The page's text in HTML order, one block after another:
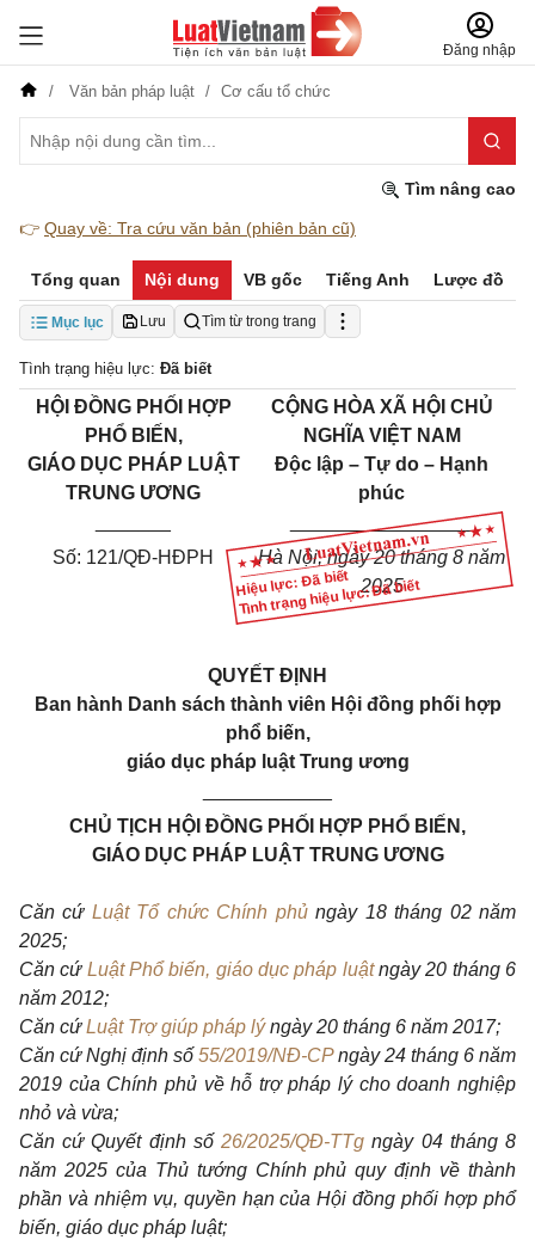
Đăng nhập
Văn bản pháp luật Cơ cấu tổ chức
Tìm nâng cao
👉 Quay về: Tra cứu văn bản (phiên bản cũ)
Tổng quan Nội dung VB gốc Tiếng Anh Lược đồ
Mục lục Lưu Tìm từ trong trang
Tình trạng hiệu lực: Đã biết
Hiệu lực: Đã biết
Tình trạng hiệu lực: Đã biết
HỘI ĐỒNG PHỐI HỢP
PHỔ BIẾN,
GIÁO DỤC PHÁP LUẬT
TRUNG ƯƠNG
Số: 121/QĐ-HĐPH
CỘNG HÒA XÃ HỘI CHỦ
NGHĨA VIỆT NAM
Độc lập – Tự do – Hạnh
phúc
_________________
Hà Nội, ngày 20 tháng 8 năm
2025
QUYẾT ĐỊNH
Ban hành Danh sách thành viên Hội đồng phối hợp
phổ biến,
giáo dục pháp luật Trung ương
CHỦ TỊCH HỘI ĐỒNG PHỐI HỢP PHỔ BIẾN,
GIÁO DỤC PHÁP LUẬT TRUNG ƯƠNG
Căn cứ Luật Tổ chức Chính phủngày 18 tháng 02 năm
2025;
Căn cứ Luật Phổ biến, giáo dục pháp luậtngày 20 tháng 6
năm 2012;
Căn cứLuật Trợ giúp pháp lýngày 20 tháng 6 năm 2017;
Căn cứ Nghị định số 55/2019/NĐ-CPngày 24 tháng 6 năm
2019 của Chính phủ về hỗ trợ pháp lý cho doanh nghiệp
nhỏ và vừa;
Căn cứ Quyết định số26/2025/QĐ-TTg ngày 04 tháng 8
năm 2025 của Thủ tướng Chính phủ quy định về thành
phần và nhiệm vụ, quyền hạn của Hội đồng phối hợp phổ
biến, giáo dục pháp luật;